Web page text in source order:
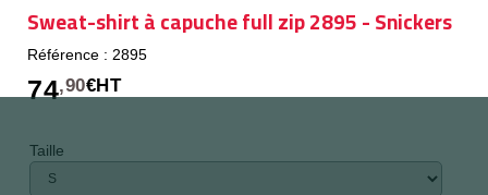
Sweat-shirt à capuche full zip 2895 - Snickers
Référence : 2895
74,90€HT
Taille